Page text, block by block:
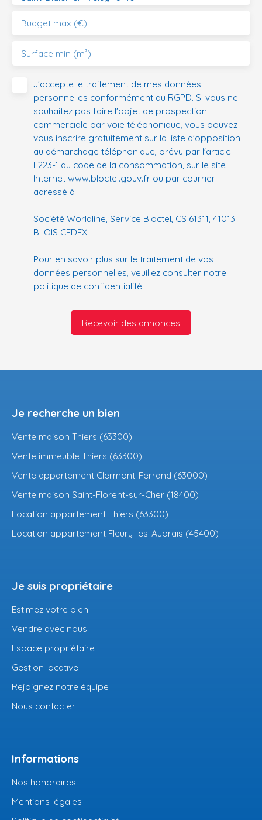
Budget max (€)
Surface min (m²)
J'accepte le traitement de mes données
personnelles conformément au RGPD. Si vous ne
souhaitez pas faire l'objet de prospection
commerciale par voie téléphonique, vous pouvez
vous inscrire gratuitement sur la liste d'opposition
au démarchage téléphonique, prévu par l'article
L223-1 du code de la consommation, sur le site
Internet www.bloctel.gouv.fr ou par courrier
adressé à :
Société Worldline, Service Bloctel, CS 61311, 41013
BLOIS CEDEX.
Pour en savoir plus sur le traitement de vos
données personnelles, veuillez consulter notre
politique de confidentialité.
Recevoir des annonces
Je recherche un bien
Vente maison Thiers (63300)
Vente immeuble Thiers (63300)
Vente appartement Clermont-Ferrand (63000)
Vente maison Saint-Florent-sur-Cher (18400)
Location appartement Thiers (63300)
Location appartement Fleury-les-Aubrais (45400)
Je suis propriétaire
Estimez votre bien
Vendre avec nous
Espace propriétaire
Gestion locative
Rejoignez notre équipe
Nous contacter
Informations
Nos honoraires
Mentions légales